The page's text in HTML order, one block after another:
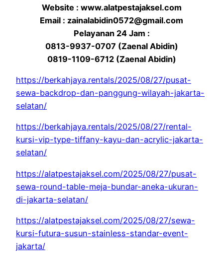
Website : www.alatpestajaksel.com
Email : zainalabidin0572@gmail.com
Pelayanan 24 Jam :
0813-9937-0707 (Zaenal Abidin)
0819-1109-6712 (Zaenal Abidin)
https://berkahjaya.rentals/2025/08/27/pusat-
sewa-backdrop-dan-panggung-wilayah-jakarta-
selatan/
https://berkahjaya.rentals/2025/08/27/rental-
kursi-vip-type-tiffany-kayu-dan-acrylic-jakarta-
selatan/
https://alatpestajaksel.com/2025/08/27/pusat-
sewa-round-table-meja-bundar-aneka-ukuran-
di-jakarta-selatan/
https://alatpestajaksel.com/2025/08/27/sewa-
kursi-futura-susun-stainless-standar-event-
jakarta/